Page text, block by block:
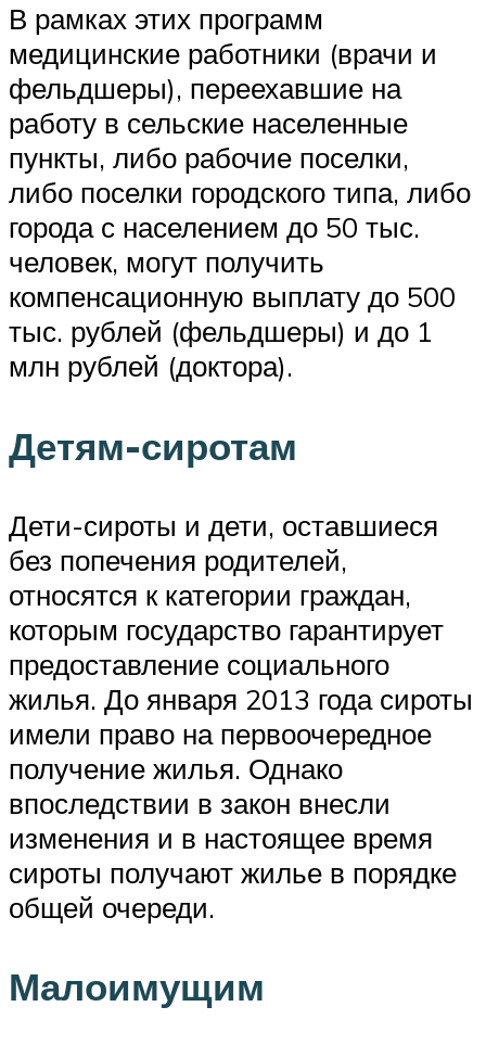
В рамках этих программ
медицинские работники (врачи и
фельдшеры), переехавшие на
работу в сельские населенные
пункты, либо рабочие поселки,
либо поселки городского типа, либо
города с населением до 50 тыс.
человек, могут получить
компенсационную выплату до 500
тыс. рублей (фельдшеры) и до 1
млн рублей (доктора).
Детям-сиротам
Дети-сироты и дети, оставшиеся
без попечения родителей,
относятся к категории граждан,
которым государство гарантирует
предоставление социального
жилья. До января 2013 года сироты
имели право на первоочередное
получение жилья. Однако
впоследствии в закон внесли
изменения и в настоящее время
сироты получают жилье в порядке
общей очереди.
Малоимущим